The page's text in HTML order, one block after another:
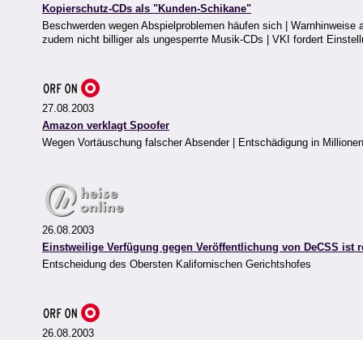
Kopierschutz-CDs als "Kunden-Schikane"
Beschwerden wegen Abspielproblemen häufen sich |
zudem nicht billiger als ungesperrte Musik-CDs | VKI fordert
27.08.2003
Amazon verklagt Spoofer
Wegen Vortäuschung falscher Absender | Entschädigung in
26.08.2003
Einstweilige Verfügung gegen Veröffentlichung von DeCSS ist
Entscheidung des Obersten Kalifornischen Gerichtshofes
26.08.2003